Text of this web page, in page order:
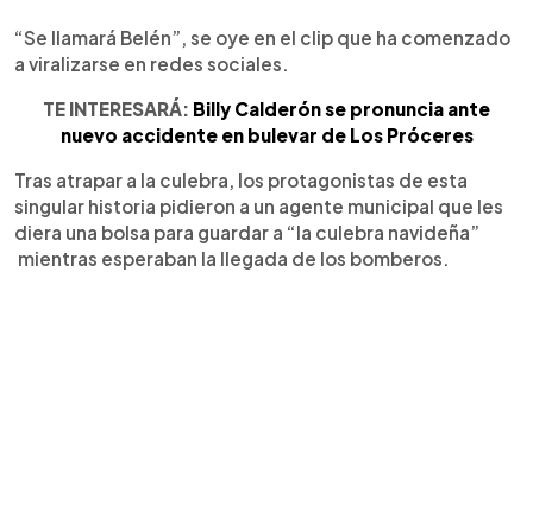
“Se llamará Belén”, se oye en el clip que ha comenzado
a viralizarse en redes sociales.
TE INTERESARÁ: Billy Calderón se pronuncia ante
nuevo accidente en bulevar de Los Próceres
Tras atrapar a la culebra, los protagonistas de esta
singular historia pidieron a un agente municipal que les
diera una bolsa para guardar a “la culebra navideña”
mientras esperaban la llegada de los bomberos.